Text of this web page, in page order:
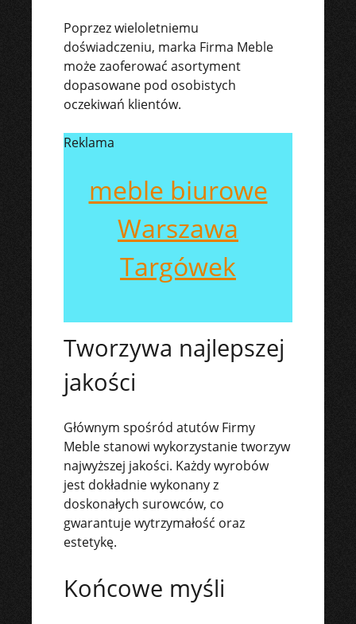
Poprzez wieloletniemu
doświadczeniu, marka Firma Meble
może zaoferować asortyment
dopasowane pod osobistych
oczekiwań klientów.
Reklama
meble biurowe
Warszawa
Targówek
Tworzywa najlepszej
jakości
Głównym spośród atutów Firmy
Meble stanowi wykorzystanie tworzyw
najwyższej jakości. Każdy wyrobów
jest dokładnie wykonany z
doskonałych surowców, co
gwarantuje wytrzymałość oraz
estetykę.
Końcowe myśli